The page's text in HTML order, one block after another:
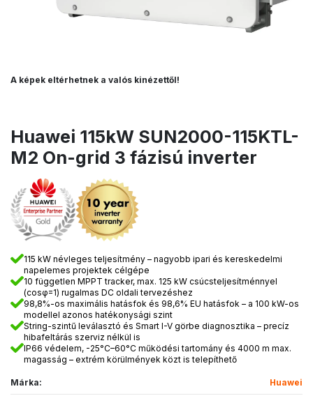
A képek eltérhetnek a valós kinézettől!
Huawei 115kW SUN2000-115KTL-
M2 On-grid 3 fázisú inverter
115 kW névleges teljesítmény – nagyobb ipari és kereskedelmi
napelemes projektek célgépe
10 független MPPT tracker, max. 125 kW csúcsteljesítménnyel
(cosφ=1) rugalmas DC oldali tervezéshez
98,8%-os maximális hatásfok és 98,6% EU hatásfok – a 100 kW-os
modellel azonos hatékonysági szint
String-szintű leválasztó és Smart I-V görbe diagnosztika – precíz
hibafeltárás szerviz nélkül is
IP66 védelem, -25°C–60°C működési tartomány és 4000 m max.
magasság – extrém körülmények közt is telepíthető
Márka: Huawei